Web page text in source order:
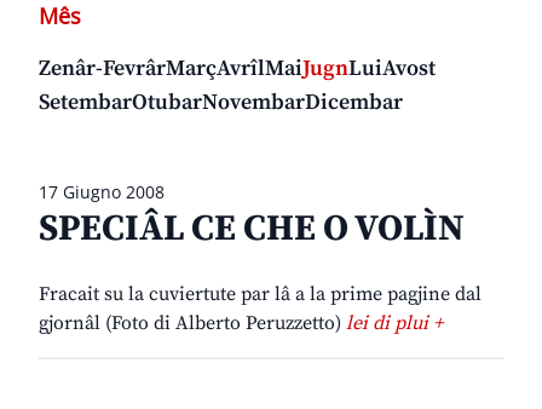
17 Giugno 2008
SPECIÂL CE CHE O VOLÌN
Fracait su la cuviertute par lâ a la prime pagjine dal
gjornâl (Foto di Alberto Peruzzetto) lei di plui +
Mês
Zenâr-FevrârMarçAvrîlMaiJugnLuiAvost
SetembarOtubarNovembarDicembar